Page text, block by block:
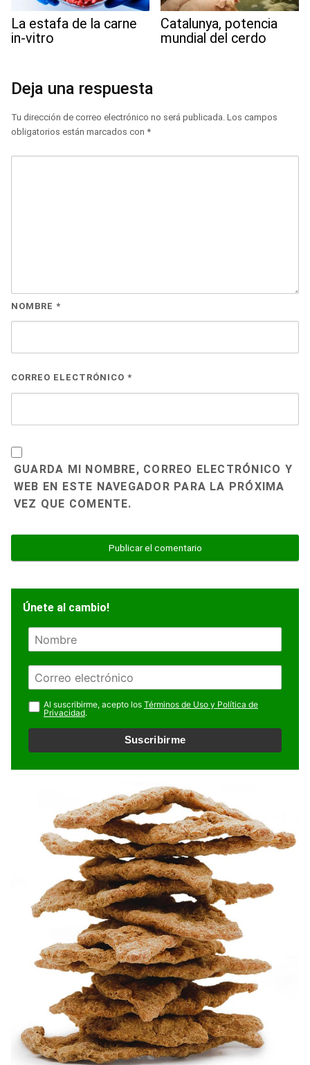
La estafa de la carne
in-vitro
Catalunya, potencia
mundial del cerdo
Deja una respuesta
Tu dirección de correo electrónico no será publicada. Los campos
obligatorios están marcados con *
NOMBRE *
CORREO ELECTRÓNICO *
GUARDA MI NOMBRE, CORREO ELECTRÓNICO Y
WEB EN ESTE NAVEGADOR PARA LA PRÓXIMA
VEZ QUE COMENTE.
Únete al cambio!
N
m
r
e
E
m
a
i
l
Al suscribirme, acepto los Términos de Uso y Política de
Privacidad.
Suscribirme